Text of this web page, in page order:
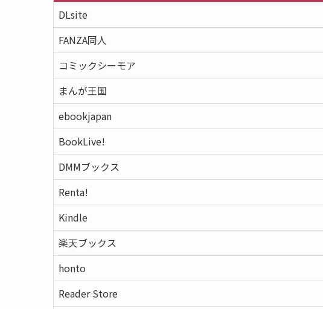
DLsite
FANZA同人
コミックシーモア
まんが王国
ebookjapan
BookLive!
DMMブックス
Renta!
Kindle
楽天ブックス
honto
Reader Store